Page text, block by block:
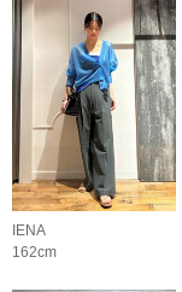
IENA
162cm